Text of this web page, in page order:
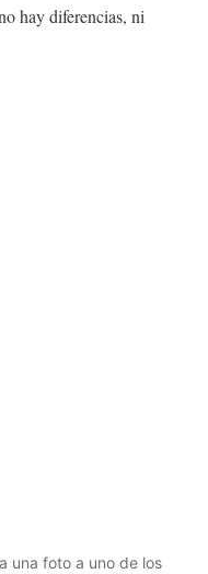
hay diferencias, ni
una foto a uno de los